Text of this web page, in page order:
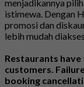
menjadikannya
istimewa. Dengan
promosi dan
lebih mudah
Restaurants
customers.
booking